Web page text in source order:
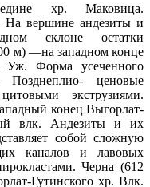
хр. Маковица.
вершине андезиты и
склоне остатки
м) —на западном конце
Уж. Форма усеченного
ценовые
экструзиями.
конец Выгорлат-
влк. Андезиты и их
собой сложную
каналов и лавовых
Черна (612
Гутинского хр. Влк.